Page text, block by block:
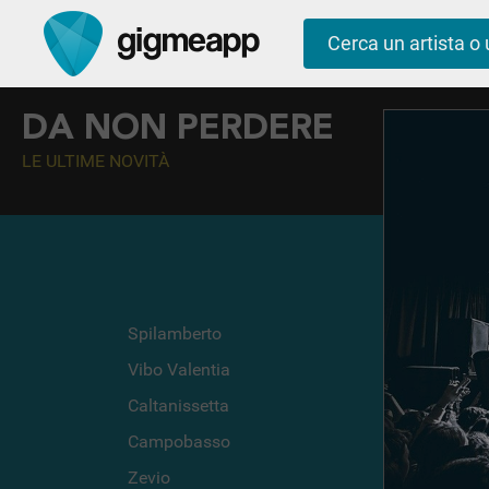
DA NON PERDERE
LE ULTIME NOVITÀ
Spilamberto
Vibo Valentia
Caltanissetta
Campobasso
Zevio
Villa Castelli
Vieste
Valderice
Tuoro Sul